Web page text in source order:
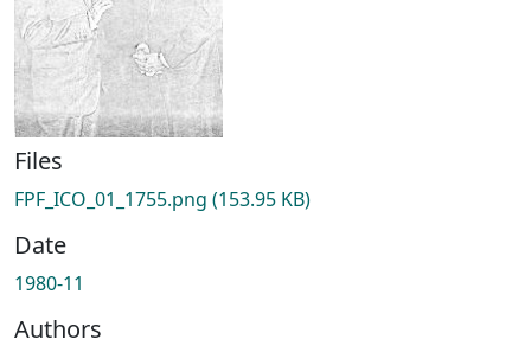
Files
FPF_ICO_01_1755.png (153.95 KB)
Date
1980-11
Authors